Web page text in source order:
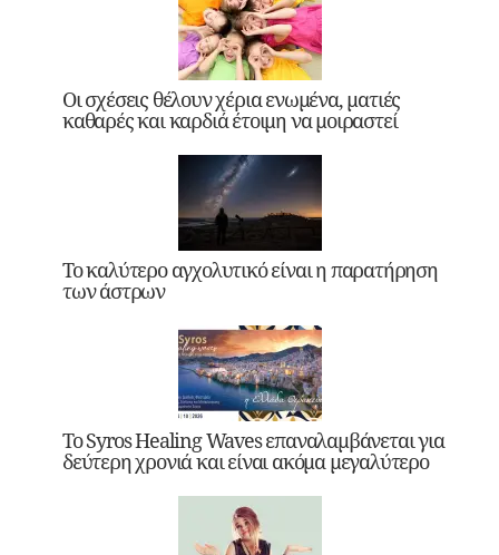
Οι σχέσεις θέλουν χέρια ενωμένα, ματιές
καθαρές και καρδιά έτοιμη να μοιραστεί
Το καλύτερο αγχολυτικό είναι η παρατήρηση
των άστρων
Το Syros Healing Waves επαναλαμβάνεται για
δεύτερη χρονιά και είναι ακόμα μεγαλύτερο